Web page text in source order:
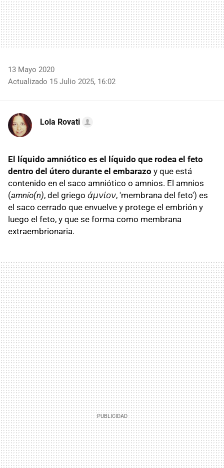
13 Mayo 2020
Actualizado 15 Julio 2025, 16:02
Lola Rovati
El líquido amniótico es el líquido que rodea el feto
dentro del útero durante el embarazo y que está
contenido en el saco amniótico o amnios. El amnios
(amnío(n), del griego ἀμνίον, 'membrana del feto') es
el saco cerrado que envuelve y protege el embrión y
luego el feto, y que se forma como membrana
extraembrionaria.